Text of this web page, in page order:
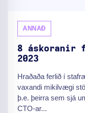
ANNAÐ
8 áskoranir
2023
Hraðaða ferlið í
vaxandi mikilvægi
þ.e. þeirra sem sjá
CTO-ar...